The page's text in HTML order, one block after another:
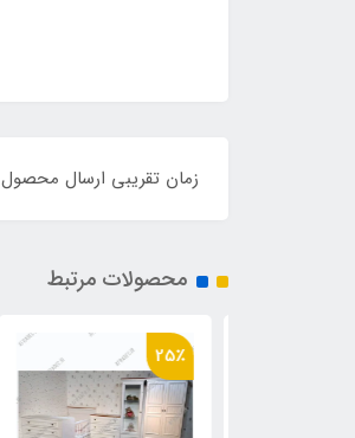
زمان تقریبی ارسال محصول 20 روز است.
محصولات مرتبط
25٪